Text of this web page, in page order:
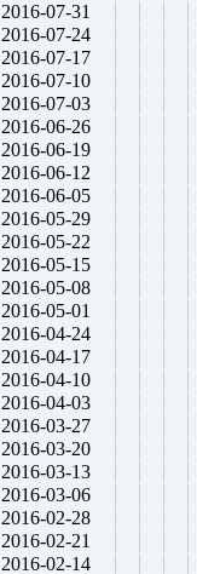
2016-07-31
2016-07-24
2016-07-17
2016-07-10
2016-07-03
2016-06-26
2016-06-19
2016-06-12
2016-06-05
2016-05-29
2016-05-22
2016-05-15
2016-05-08
2016-05-01
2016-04-24
2016-04-17
2016-04-10
2016-04-03
2016-03-27
2016-03-20
2016-03-13
2016-03-06
2016-02-28
2016-02-21
2016-02-14